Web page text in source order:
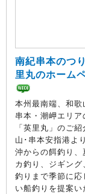
南紀串本のつ
里丸のホーム
本州最南端、和歌
串本・潮岬エリア
「英里丸」のご
山･串本安指港よ
沖からの餌釣り、
カ釣り、ジギング
釣りまで季節に応
い船釣りを提案い